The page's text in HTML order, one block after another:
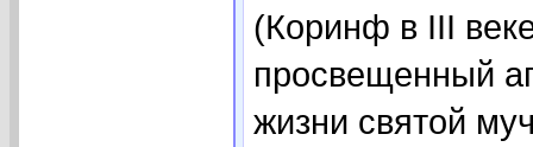
(Коринф в III
просвещенный
жизни святой